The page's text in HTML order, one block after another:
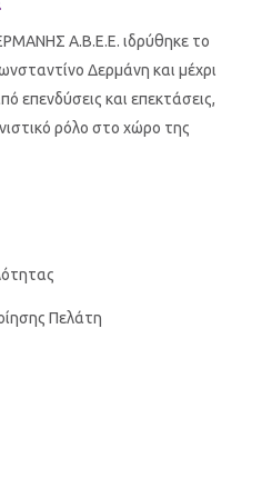
Α.Β.Ε.Ε. ιδρύθηκε το
Δερμάνη και μέχρι
επενδύσεις και επεκτάσεις,
ρόλο στο χώρο της
Πελάτη